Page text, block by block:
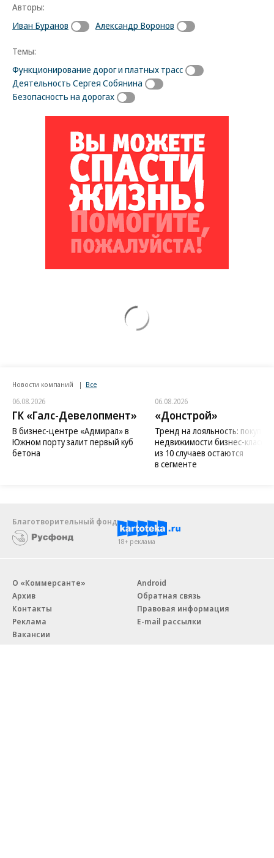
Авторы:
Иван Буранов
Александр Воронов
Темы:
Функционирование дорог и платных трасс
Деятельность Сергея Собянина
Безопасность на дорогах
Новости компаний Все
06.08.2026
ГК «Галс-Девелопмент»
В бизнес-центре «Адмирал» в
Южном порту залит первый куб
бетона
06.08.2026
«Донстрой»
Тренд на лояльность:
недвижимости бизнес-класса
из 10 случаев остаются
в сегменте
Благотворительный фонд
18+ реклама
О «Коммерсанте»
Архив
Контакты
Реклама
Вакансии
Android
Обратная связь
Правовая информация
E-mail рассылки